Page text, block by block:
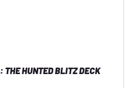
THE HUNTED BLITZ DECK